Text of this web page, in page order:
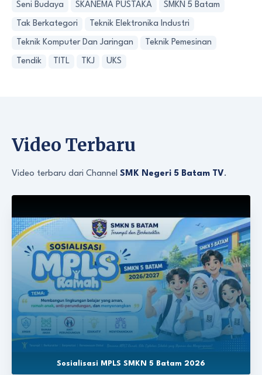
Seni Budaya SKANEMA PUSTAKA SMKN 5 Batam
Tak Berkategori Teknik Elektronika Industri
Teknik Komputer Dan Jaringan Teknik Pemesinan
Tendik TITL TKJ UKS
Video Terbaru
Video terbaru dari Channel SMK Negeri 5 Batam TV.
Sosialisasi MPLS SMKN 5 Batam 2026